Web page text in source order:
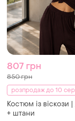
807 грн
850 грн
розпродаж до 10
Костюм із віскози |
+ штани